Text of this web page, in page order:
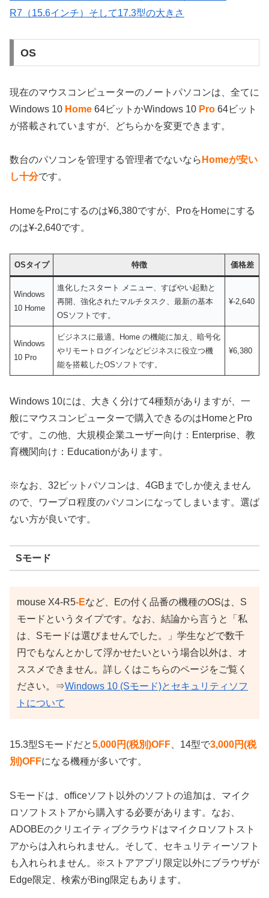
R7（15.6インチ）そして17.3型の大きさ
OS
現在のマウスコンピューターのノートパソコンは、全てに
Windows 10 Home 64ビットかWindows 10 Pro 64ビット
が搭載されていますが、どちらかを変更できます。
数台のパソコンを管理する管理者でないなら Homeが安い
し十分です。
HomeをProにするのは¥6,380ですが、ProをHomeにする
のは¥-2,640です。
OSタイプ 特徴 価格差
Windows
10 Home
進化したスタート メニュー、すばやい起動と
再開、強化されたマルチタスク、最新の基本
OSソフトです。
¥-2,640
Windows
10 Pro
ビジネスに最適。Home の機能に加え、暗号化
やリモートログインなどビジネスに役立つ機
能を搭載したOSソフトです。
¥6,380
Windows 10には、大きく分けて4種類がありますが、一
般にマウスコンピューターで購入できるのはHomeとPro
です。この他、大規模企業ユーザー向け：Enterprise、教
育機関向け：Educationがあります。
※なお、32ビットパソコンは、4GBまでしか使えません
ので、ワープロ程度のパソコンになってしまいます。選ば
ない方が良いです。
Sモード
mouse X4-R5-Eなど、Eの付く品番の機種のOSは、S
モードというタイプです。なお、結論から言うと「私
は、Sモードは選びませんでした。」学生などで数千
円でもなんとかして浮かせたいという場合以外は、オ
ススメできません。詳しくはこちらのページをご覧く
ださい。⇒Windows 10 (Sモード)とセキュリティソフ
トについて
15.3型Sモードだと5,000円(税別)OFF 、14型で3,000円(税
別)OFFになる機種が多いです。
Sモードは、officeソフト以外のソフトの追加は、マイク
ロソフトストアから購入する必要があります。なお、
ADOBEのクリエイティブクラウドはマイクロソフトスト
アからは入れられません。そして、セキュリティーソフト
も入れられません。※ストアアプリ限定以外にブラウザが
Edge限定、検索がBing限定もあります。